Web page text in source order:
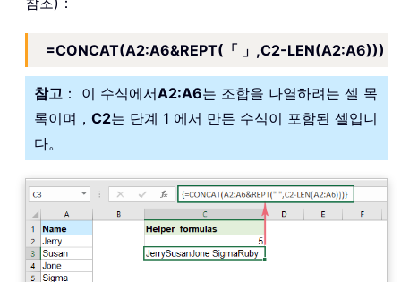
=CONCAT(A2:A6&REPT(「 」,C2-LEN(A2:A6)))
참고 ： 이 수식에서A2:A6는 조합을 나열하려는 셀 목
록이며， C2는 단계 1 에서 만든 수식이 포함된 셀입니
다。